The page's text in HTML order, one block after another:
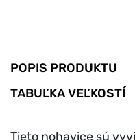
POPIS PRODUKTU
TABUĽKA VEĽKOSTÍ
Tieto nohavice sú